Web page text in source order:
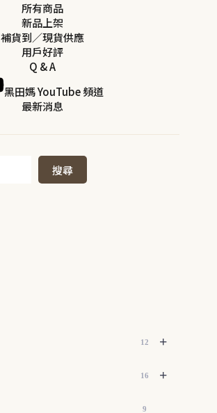
所有商品
新品上架
補貨到／現貨供應
用戶好評
Q & A
黑田媽 YouTube 頻道
最新消息
搜尋
+
12
+
16
9